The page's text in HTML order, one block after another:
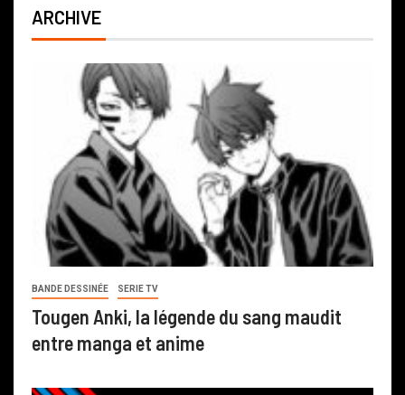
ARCHIVE
BANDE DESSINÉE SERIE TV
Tougen Anki, la légende du sang maudit
entre manga et anime